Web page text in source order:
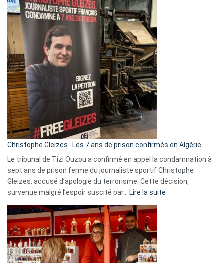
2026
:
Pays-
Bas,
Espagne,
Irlande
et
Slovénie
rejettent
la
présence
d’Israël
Christophe Gleizes : Les 7 ans de prison confirmés en Algérie
Le tribunal de Tizi Ouzou a confirmé en appel la condamnation à
sept ans de prison ferme du journaliste sportif Christophe
Gleizes, accusé d’apologie du terrorisme. Cette décision,
survenue malgré l’espoir suscité par…
Lire la suite